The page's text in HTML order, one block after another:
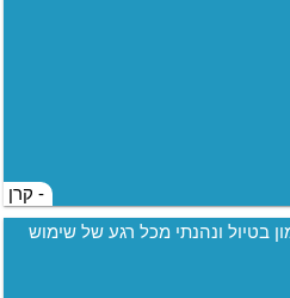
- קרן
בטיול ונהנתי מכל רגע של שימוש